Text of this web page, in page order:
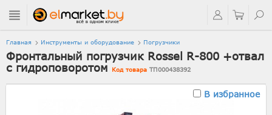
Главная Инструменты и оборудование Погрузчики
Фронтальный погрузчик Rossel R-800 +отвал
с гидроповоротом
Код товара ТП000438392
В избранное